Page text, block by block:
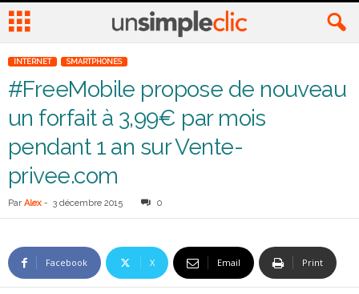
INTERNET SMARTPHONES
#FreeMobile propose de nouveau
un forfait à 3,99€ par mois
pendant 1 an sur Vente-
privee.com
Par Alex - 3 décembre 2015 0
Facebook X Email Print